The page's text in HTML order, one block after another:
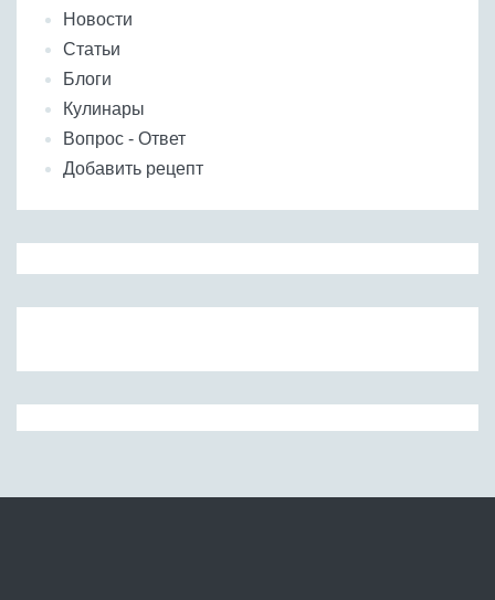
Новости
Статьи
Блоги
Кулинары
Вопрос - Ответ
Добавить рецепт